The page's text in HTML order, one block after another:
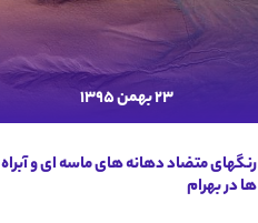
23 بهمن 1395
رنگهای متضاد دهانه های ماسه ای و آبراه
ها در بهرام